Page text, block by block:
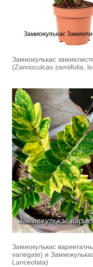
Замиокулькас
(Zamioculcas zamiifolia,
Замиокулькас
variegate) и
Lanceolata)